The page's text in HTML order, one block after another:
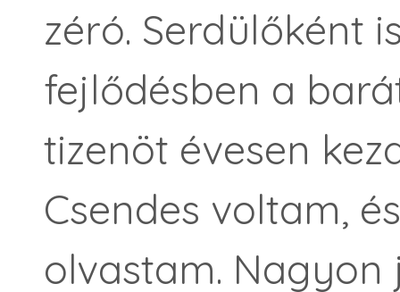
zéró. Serdülőként
fejlődésben a
tizenöt évesen
Csendes voltam,
olvastam.